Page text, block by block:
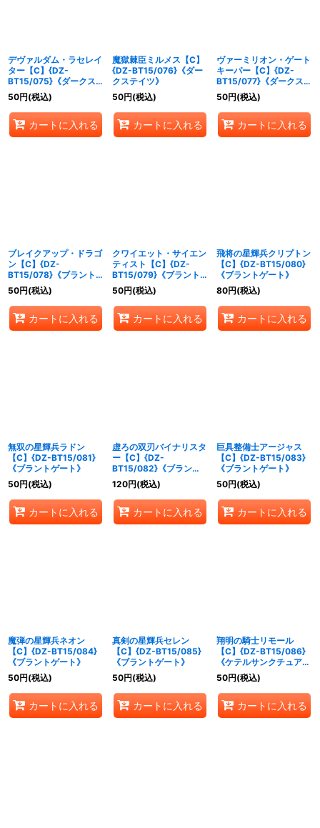
デヴァルダム・ラセレイ
ター【C】{DZ-
BT15/075}《ダークス
テイツ》
50円(税込)
カートに入れる
魔獄棘臣ミルメス【C】
{DZ-BT15/076}《ダー
クステイツ》
50円(税込)
カートに入れる
ヴァーミリオン・ゲート
キーパー【C】{DZ-
BT15/077}《ダークステ
イツ》
50円(税込)
カートに入れる
ブレイクアップ・ドラゴ
ン【C】{DZ-
BT15/078}《ブラント
ゲート》
50円(税込)
カートに入れる
クワイエット・サイエン
ティスト【C】{DZ-
BT15/079}《ブラント
ゲート》
50円(税込)
カートに入れる
飛将の星輝兵クリプトン
【C】{DZ-BT15/080}
《ブラントゲート》
80円(税込)
カートに入れる
無双の星輝兵ラドン
【C】{DZ-BT15/081}
《ブラントゲート》
50円(税込)
カートに入れる
虚ろの双刃バイナリスタ
ー【C】{DZ-
BT15/082}《ブラント
ゲート》
120円(税込)
カートに入れる
巨具整備士アージャス
【C】{DZ-BT15/083}
《ブラントゲート》
50円(税込)
カートに入れる
魔弾の星輝兵ネオン
【C】{DZ-BT15/084}
《ブラントゲート》
50円(税込)
カートに入れる
真剣の星輝兵セレン
【C】{DZ-BT15/085}
《ブラントゲート》
50円(税込)
カートに入れる
翔明の騎士リモール
【C】{DZ-BT15/086}
《ケテルサンクチュア
リ》
50円(税込)
カートに入れる